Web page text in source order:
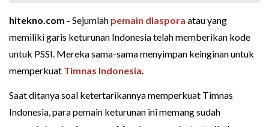
hitekno.com - Sejumlah pemain diaspora atau yang
memiliki garis keturunan Indonesia telah memberikan kode
untuk PSSI. Mereka sama-sama menyimpan keinginan untuk
memperkuat Timnas Indonesia.
Saat ditanya soal ketertarikannya memperkuat Timnas
Indonesia, para pemain keturunan ini memang sudah